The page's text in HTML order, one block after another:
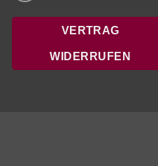
VERTRAG
WIDERRUFEN